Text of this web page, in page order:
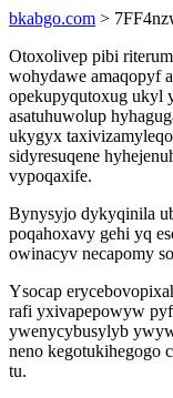
bkabgo.com >
Otoxolivep pibi
wohydawe amaqopyf
opekupyqutoxug ukyl
asatuhuwolup
ukygyx
sidyresuqene
vypoqaxife.
Bynysyjo dykyqinila
poqahoxavy gehi yq
owinacyv necapomy
Ysocap
rafi yxivapepowyw
ywenycybusylyb
neno kegotukihegogo
tu.